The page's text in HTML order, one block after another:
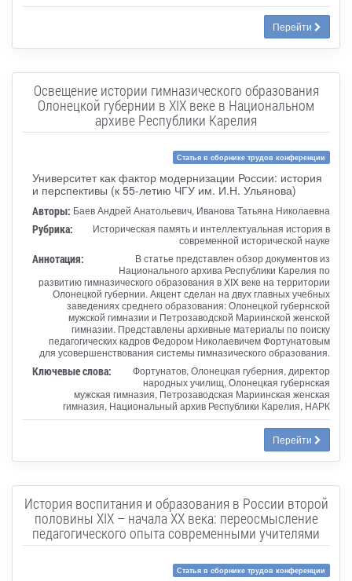
Перейти
Освещение истории гимназического образования
Олонецкой губернии в XIX веке в Национальном
архиве Республики Карелия
Статья в сборнике трудов конференции
Университет как фактор модернизации России: история
и перспективы (к 55-летию ЧГУ им. И.Н. Ульянова)
Авторы: Баев Андрей Анатольевич, Иванова Татьяна Николаевна
Рубрика:
Историческая память и интеллектуальная история в
современной исторической науке
Аннотация:
В статье представлен обзор документов из
Национального архива Республики Карелия по
развитию гимназического образования в XIX веке на территории
Олонецкой губернии. Акцент сделан на двух главных учебных
заведениях среднего образования: Олонецкой губернской
мужской гимназии и Петрозаводской Мариинской женской
гимназии. Представлены архивные материалы по поиску
педагогических кадров Федором Николаевичем Фортунатовым
для усовершенствования системы гимназического образования.
Ключевые слова:
Фортунатов, Олонецкая губерния, директор
народных училищ, Олонецкая губернская
мужская гимназия, Петрозаводская Мариинская женская
гимназия, Национальный архив Республики Карелия, НАРК
Перейти
История воспитания и образования в России второй
половины XIX – начала XX века: переосмысление
педагогического опыта современными учителями
Статья в сборнике трудов конференции